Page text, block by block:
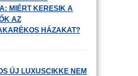
MIÉRT KERESIK A
AZ
HÁZAKAT?
ÚJ LUXUSCIKKE NEM